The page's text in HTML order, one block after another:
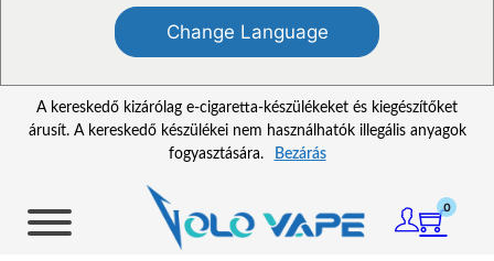
Change Language
A kereskedő kizárólag e-cigaretta-készülékeket és kiegészítőket
árusít. A kereskedő készülékei nem használhatók illegális anyagok
fogyasztására.
Bezárás
0